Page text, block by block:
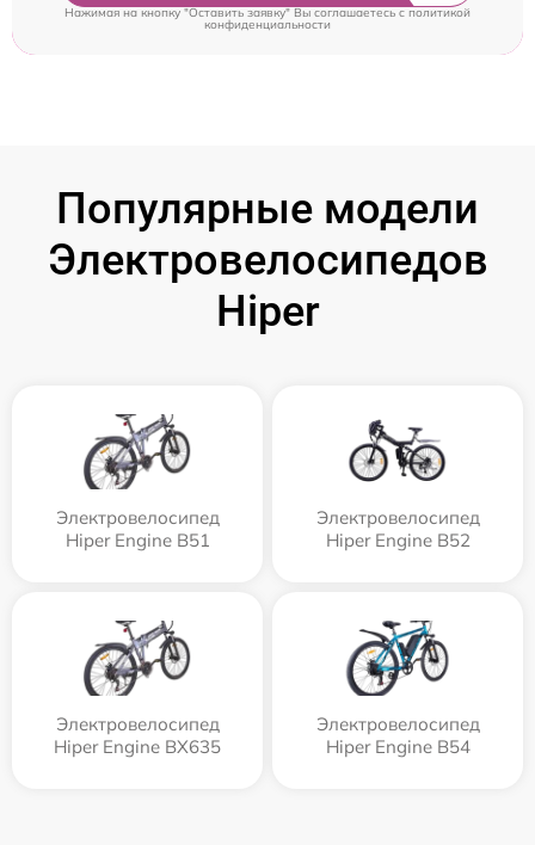
Нажимая на кнопку "Оставить заявку" Вы соглашаетесь cполитикой
конфиденциальности
Популярные модели
Электровелосипедов
Hiper
Электровелосипед
Hiper Engine B51
Электровелосипед
Hiper Engine B52
Электровелосипед
Hiper Engine BX635
Электровелосипед
Hiper Engine B54